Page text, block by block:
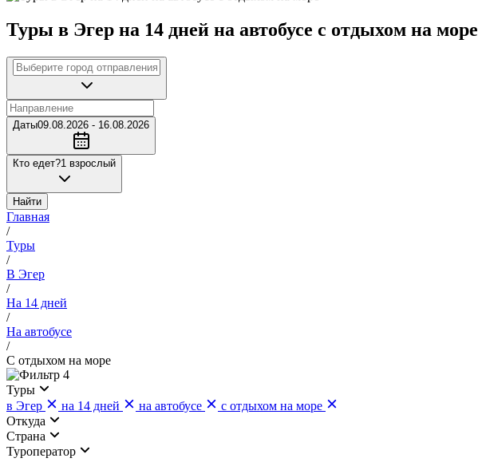
Туры в Эгер на 14 дней на автобусе с отдыхом на море
Даты09.08.2026 - 16.08.2026
Кто едет?1 взрослый
Найти
Главная
/
Туры
/
В Эгер
/
На 14 дней
/
На автобусе
/
С отдыхом на море
4
Туры
в Эгер
на 14 дней на автобусе
с отдыхом на море
Откуда
Страна
Туроператор